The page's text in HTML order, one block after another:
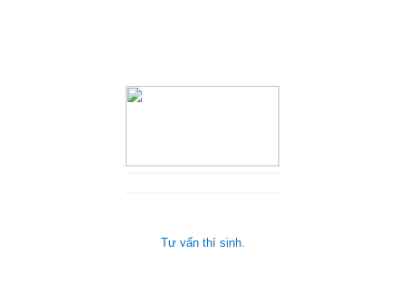
Tư vấn thí sinh.